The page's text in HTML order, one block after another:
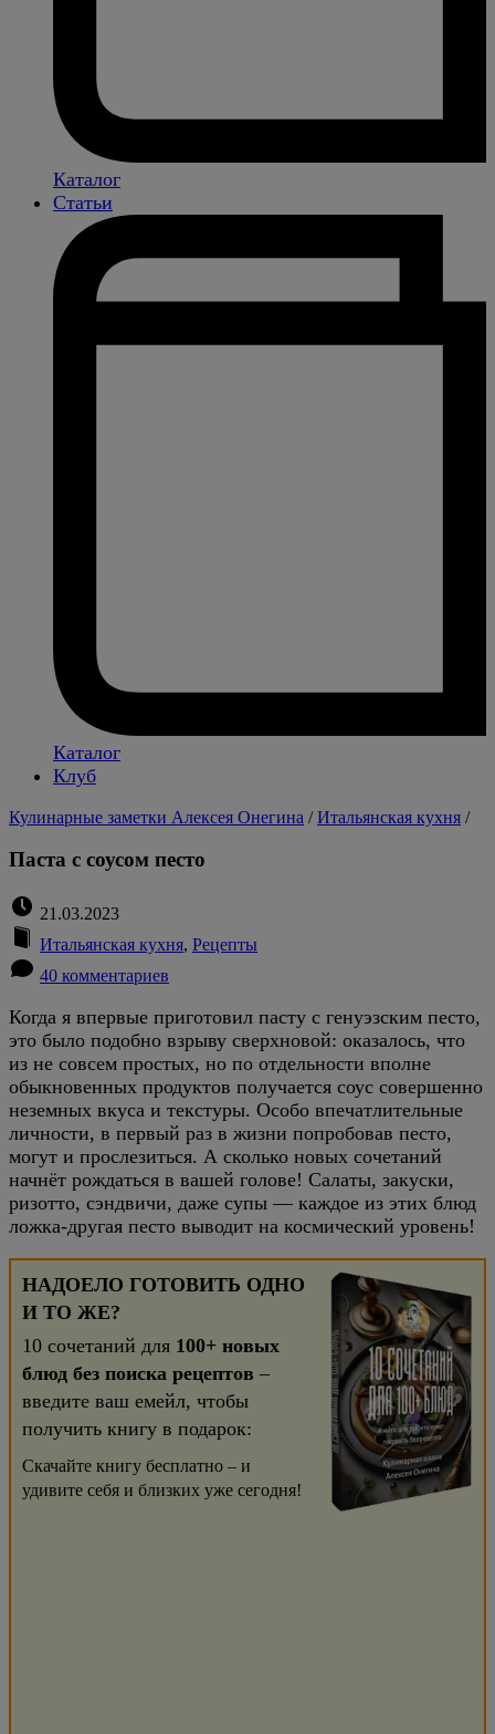
Каталог
Статьи
Каталог
Клуб
Кулинарные заметки Алексея Онегина /Итальянская кухня /
Паста с соусом песто
21.03.2023
Итальянская кухня, Рецепты
40 комментариев
Когда я впервые приготовил пасту с генуэзским песто,
это было подобно взрыву сверхновой: оказалось, что
из не совсем простых, но по отдельности вполне
обыкновенных продуктов получается соус совершенно
неземных вкуса и текстуры. Особо впечатлительные
личности, в первый раз в жизни попробовав песто,
могут и прослезиться. А сколько новых сочетаний
начнёт рождаться в вашей голове! Салаты, закуски,
ризотто, сэндвичи, даже супы — каждое из этих блюд
ложка-другая песто выводит на космический уровень!
НАДОЕЛО ГОТОВИТЬ ОДНО
И ТО ЖЕ?
10 сочетаний для 100+ новых
блюд без поиска рецептов –
введите ваш емейл, чтобы
получить книгу в подарок:
Скачайте книгу бесплатно – и
удивите себя и близких уже сегодня!